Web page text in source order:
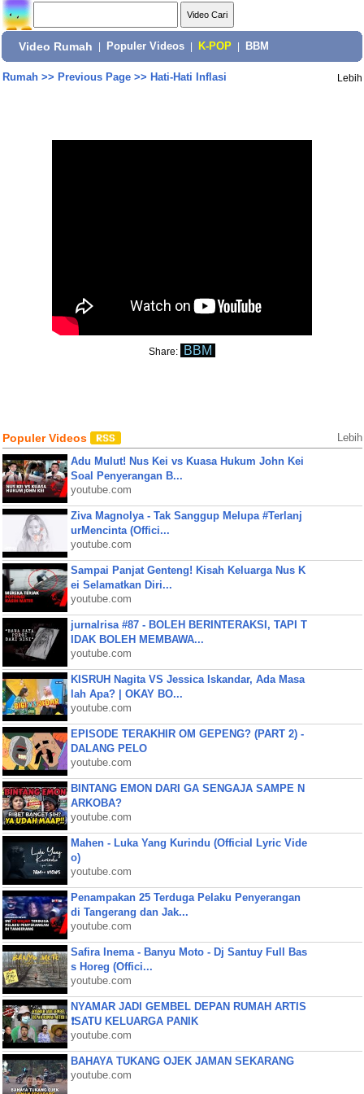
Video Rumah Populer Videos K-POP BBM
Rumah>> Previous Page>> Hati-Hati Inflasi Lebih
Share: BBM
Populer Videos Lebih
Adu Mulut! Nus Kei vs Kuasa Hukum John Kei
Soal Penyerangan B...
youtube.com
Ziva Magnolya - Tak Sanggup Melupa #Terlanj
urMencinta (Offici...
youtube.com
Sampai Panjat Genteng! Kisah Keluarga Nus K
ei Selamatkan Diri...
youtube.com
jurnalrisa #87 - BOLEH BERINTERAKSI, TAPI T
IDAK BOLEH MEMBAWA...
youtube.com
KISRUH Nagita VS Jessica Iskandar, Ada Masa
lah Apa? | OKAY BO...
youtube.com
EPISODE TERAKHIR OM GEPENG? (PART 2) -
DALANG PELO
youtube.com
BINTANG EMON DARI GA SENGAJA SAMPE N
ARKOBA?
youtube.com
Mahen - Luka Yang Kurindu (Official Lyric Vide
o)
youtube.com
Penampakan 25 Terduga Pelaku Penyerangan
di Tangerang dan Jak...
youtube.com
Safira Inema - Banyu Moto - Dj Santuy Full Bas
s Horeg (Offici...
youtube.com
NYAMAR JADI GEMBEL DEPAN RUMAH ARTIS
❗SATU KELUARGA PANIK
youtube.com
BAHAYA TUKANG OJEK JAMAN SEKARANG
youtube.com